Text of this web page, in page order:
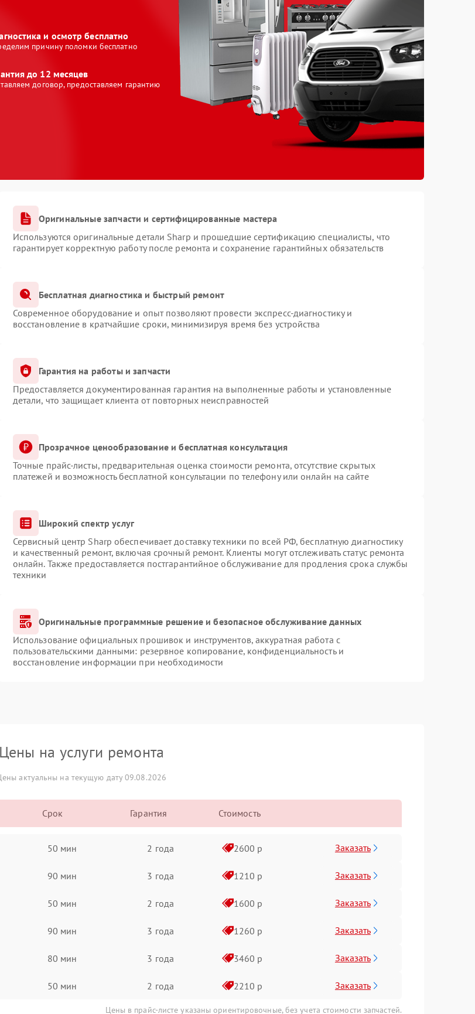
и осмотр бесплатно
причину поломки бесплатно
до 12 месяцев
договор, предоставляем гарантию
Оригинальные запчасти и сертифицированные мастера
Используются оригинальные детали Sharp и прошедшие сертификацию специалисты, что
гарантирует корректную работу после ремонта и сохранение гарантийных обязательств
Бесплатная диагностика и быстрый ремонт
Современное оборудование и опыт позволяют провести экспресс-диагностику и
восстановление в кратчайшие сроки, минимизируя время без устройства
Гарантия на работы и запчасти
Предоставляется документированная гарантия на выполненные работы и установленные
детали, что защищает клиента от повторных неисправностей
Прозрачное ценообразование и бесплатная консультация
Точные прайс-листы, предварительная оценка стоимости ремонта, отсутствие скрытых
платежей и возможность бесплатной консультации по телефону или онлайн на сайте
Широкий спектр услуг
Сервисный центр Sharp обеспечивает доставку техники по всей РФ, бесплатную диагностику
и качественный ремонт, включая срочный ремонт. Клиенты могут отслеживать статус ремонта
онлайн. Также предоставляется постгарантийное обслуживание для продления срока службы
техники
Оригинальные программные решение и безопасное обслуживание данных
Использование официальных прошивок и инструментов, аккуратная работа с
пользовательскими данными: резервное копирование, конфиденциальность и
восстановление информации при необходимости
Цены на услуги ремонта
актуальны на текущую дату 09.08.2026
Срок Гарантия Стоимость
50 мин 2 года 2600 р Заказать
90 мин 3 года 1210 р Заказать
50 мин 2 года 1600 р Заказать
90 мин 3 года 1260 р Заказать
80 мин 3 года 3460 р Заказать
50 мин 2 года 2210 р Заказать
Цены в прайс-листе указаны ориентировочные, без учета стоимости запчастей.